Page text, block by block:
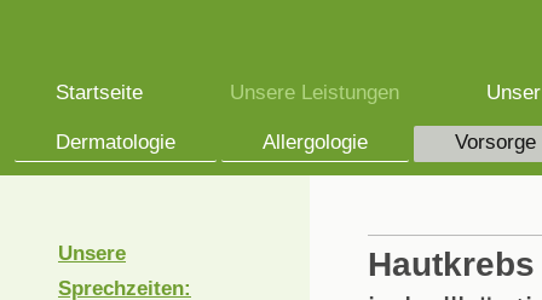
Startseite Unsere Leistungen
Dermatologie Allergologie Vorsorge
Hautkrebs
Unsere
Sprechzeiten: